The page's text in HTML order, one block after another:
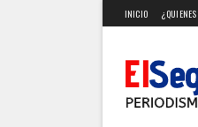
INICIO